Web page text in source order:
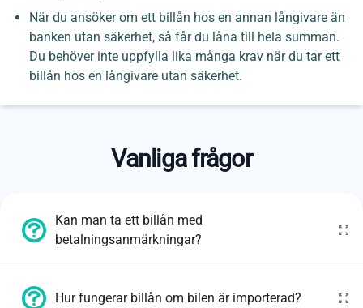
När du ansöker om ett billån hos en annan långivare än
banken utan säkerhet, så får du låna till hela summan.
Du behöver inte uppfylla lika många krav när du tar ett
billån hos en långivare utan säkerhet.
Vanliga frågor
Kan man ta ett billån med
betalningsanmärkningar?
Hur fungerar billån om bilen är importerad?